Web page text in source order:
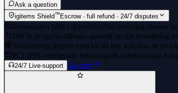
Ask a question
igitems Shield™Escrow · full refund · 24/7 disputes
Betalningen hålls i depositionDin betalning stannar
100 % pengarna-tillbaka-garantiOm din beställning
Tvistlösning dygnet runtOm du inte kan lösa ett
PCI DSS-certifierade betalningarKortbetalningar
24/7 Live-support Läs mer